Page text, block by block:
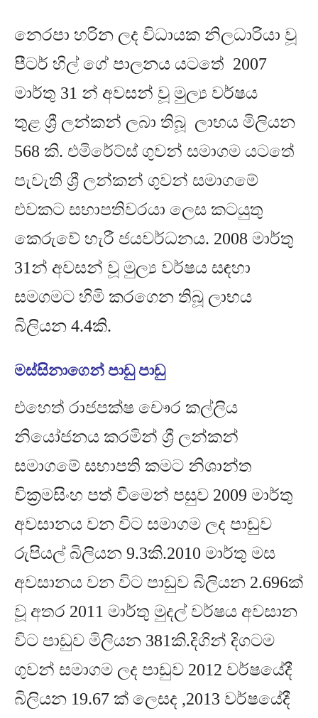
නෙරපා හරින ලද විධායක නිලධාරියා වූ
පීටර් හිල් ගේ පාලනය යටතේ 2007
මාර්තු 31 න් අවසන් වූ මුල්‍ය වර්ෂය
තුළ ශ්‍රී ලන්කන් ලබා තිබූ ලාභය මිලියන
568 කි. එමිරේට්ස් ගුවන් සමාගම යටතේ
පැවැති ශ්‍රී ලන්කන් ගුවන් සමාගමේ
එවකට සභාපතිවරයා ලෙස කටයුතු
කෙරුවේ හැරී ජයවර්ධනය. 2008 මාර්තු
31න් අවසන් වූ මුල්‍ය වර්ෂය සඳහා
සමගමට හිමි කරගෙන තිබූ ලාභය
බිලියන 4.4කි.
මස්සිනාගෙන් පාඩු පාඩු
එහෙත් රාජපක්ෂ චෞර කල්ලිය
නියෝජනය කරමින් ශ්‍රී ලන්කන්
සමාගමේ සභාපති කමට නිශාන්ත
වික්‍රමසිංහ⁣ පත් වීමෙන් පසුව 2009 මාර්තු
අවසානය වන විට සමාගම ලද පාඩුව
රුපියල් බිලියන 9.3කි.2010 මාර්තු මස
අවසානය වන විට පාඩුව බිලියන 2.696ක්
වූ අතර 2011 මාර්තු මුදල් වර්ෂය අවසාන
විට පාඩුව මිලියන 381කි.දිගින් දිගටම
ගුවන් සමාගම ලද පාඩුව 2012 වර්ෂයේදී
බිලියන 19.67 ක් ලෙසද ,2013 වර්ෂයේදී